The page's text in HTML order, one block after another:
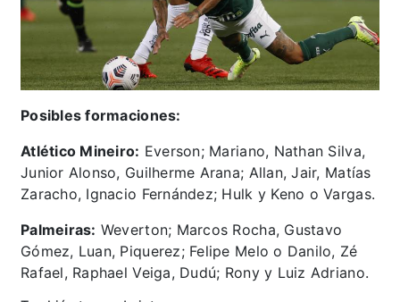
Posibles formaciones:
Atlético Mineiro: Everson; Mariano, Nathan Silva,
Junior Alonso, Guilherme Arana; Allan, Jair, Matías
Zaracho, Ignacio Fernández; Hulk y Keno o Vargas.
Palmeiras: Weverton; Marcos Rocha, Gustavo
Gómez, Luan, Piquerez; Felipe Melo o Danilo, Zé
Rafael, Raphael Veiga, Dudú; Rony y Luiz Adriano.